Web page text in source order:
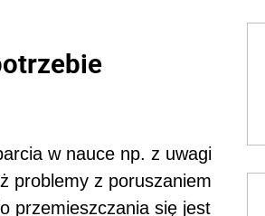
w nauce np. z uwagi
problemy z poruszaniem
przemieszczania się jest